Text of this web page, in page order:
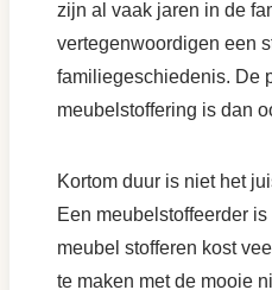
zijn al vaak jaren in de
vertegenwoordigen een
familiegeschiedenis. De
meubelstoffering is dan
Kortom duur is niet het
Een meubelstoffeerder
meubel stofferen kost
te maken met de mooie